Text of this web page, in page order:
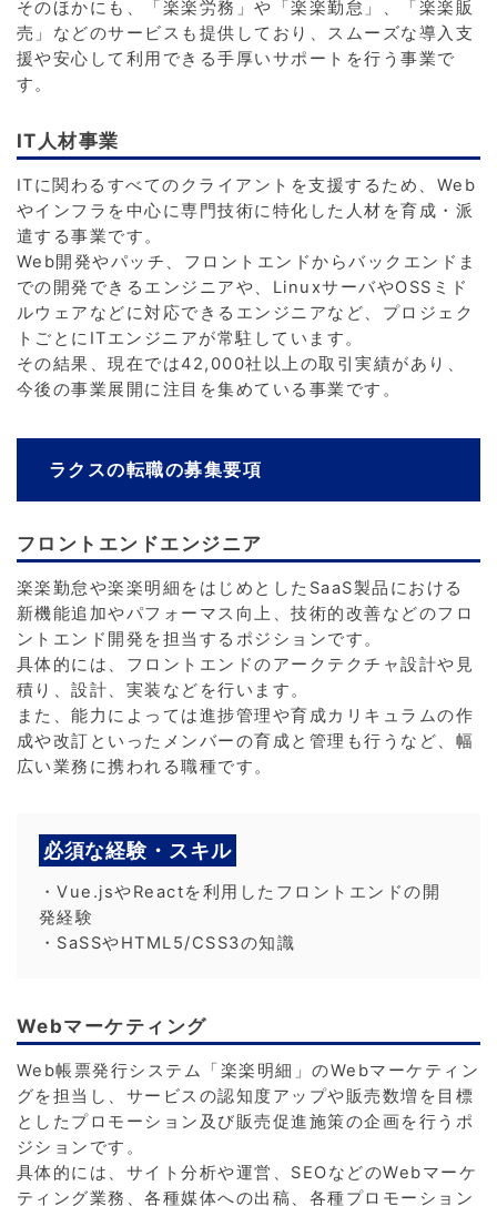
そのほかにも、「楽楽労務」や「楽楽勤怠」、「楽楽販
売」などのサービスも提供しており、スムーズな導入支
援や安心して利用できる手厚いサポートを行う事業で
す。
IT人材事業
ITに関わるすべてのクライアントを支援するため、Web
やインフラを中心に専門技術に特化した人材を育成・派
遣する事業です。
Web開発やパッチ、フロントエンドからバックエンドま
での開発できるエンジニアや、LinuxサーバやOSSミド
ルウェアなどに対応できるエンジニアなど、プロジェク
トごとにITエンジニアが常駐しています。
その結果、現在では42,000社以上の取引実績があり、
今後の事業展開に注目を集めている事業です。
ラクスの転職の募集要項
フロントエンドエンジニア
楽楽勤怠や楽楽明細をはじめとしたSaaS製品における
新機能追加やパフォーマス向上、技術的改善などのフロ
ントエンド開発を担当するポジションです。
具体的には、フロントエンドのアークテクチャ設計や見
積り、設計、実装などを行います。
また、能力によっては進捗管理や育成カリキュラムの作
成や改訂といったメンバーの育成と管理も行うなど、幅
広い業務に携われる職種です。
必須な経験・スキル
・Vue.jsやReactを利用したフロントエンドの開
発経験
・SaSSやHTML5/CSS3の知識
Webマーケティング
Web帳票発行システム「楽楽明細」のWebマーケティン
グを担当し、サービスの認知度アップや販売数増を目標
としたプロモーション及び販売促進施策の企画を行うポ
ジションです。
具体的には、サイト分析や運営、SEOなどのWebマーケ
ティング業務、各種媒体への出稿、各種プロモーション